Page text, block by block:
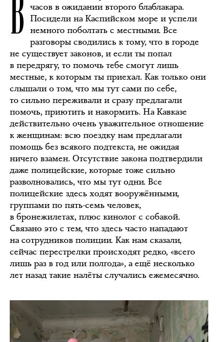
часов в ожидании второго блаблакара.
Посидели на Каспийском море и успели
немного поболтать с местными. Все
разговоры сводились к тому, что в городе
не существует законов, и если ты попал
в передрягу, то помочь тебе смогут лишь
местные, к которым ты приехал. Как только они
слышали о том, что мы тут сами по себе,
то сильно переживали и сразу предлагали
помочь, приютить и накормить. На Кавказе
действительно очень уважительное отношение
к женщинам: всю поездку нам предлагали
помощь без всякого подтекста, не ожидая
ничего взамен. Отсутствие закона подтвердили
даже полицейские, которые тоже сильно
разволновались, что мы тут одни. Все
полицейские здесь ходят вооружёнными,
группами по пять-семь человек,
в бронежилетах, плюс кинолог с собакой.
Связано это с тем, что здесь часто нападают
на сотрудников полиции. Как нам сказали,
сейчас перестрелки происходят редко, «всего
лишь раз в год или полгода», а ещё несколько
лет назад такие налёты случались ежемесячно.